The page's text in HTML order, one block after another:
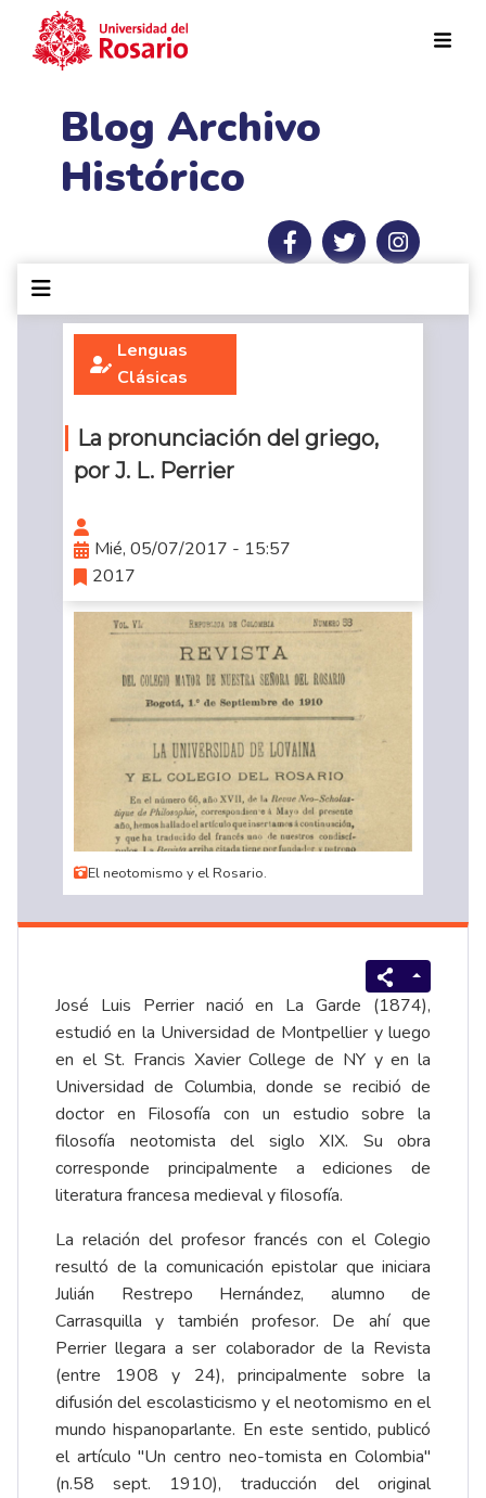
Blog Archivo
Histórico
Lenguas
Clásicas
La pronunciación del griego,
por J. L. Perrier
Mié, 05/07/2017 - 15:57
2017
El neotomismo y el Rosario.
José Luis Perrier nació en La Garde (1874),
estudió en la Universidad de Montpellier y luego
en el St. Francis Xavier College de NY y en la
Universidad de Columbia, donde se recibió de
doctor en Filosofía con un estudio sobre la
filosofía neotomista del siglo XIX. Su obra
corresponde principalmente a ediciones de
literatura francesa medieval y filosofía.
La relación del profesor francés con el Colegio
resultó de la comunicación epistolar que iniciara
Julián Restrepo Hernández, alumno de
Carrasquilla y también profesor. De ahí que
Perrier llegara a ser colaborador de la Revista
(entre 1908 y 24), principalmente sobre la
difusión del escolasticismo y el neotomismo en el
mundo hispanoparlante. En este sentido, publicó
el artículo "Un centro neo-tomista en Colombia"
(n.58 sept. 1910), traducción del original